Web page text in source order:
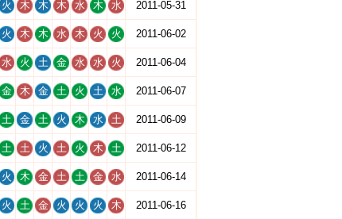
火 木 木 木 水 木 水 2011-05-31
火 木 木 水 木 火 火 2011-06-02
水 火 土 金 水 水 火 2011-06-04
金 木 金 土 火 土 水 2011-06-07
土 金 土 火 木 水 土 2011-06-09
土 土 火 土 火 木 土 2011-06-12
火 木 金 土 土 金 水 2011-06-14
火 土 金 火 火 火 木 2011-06-16